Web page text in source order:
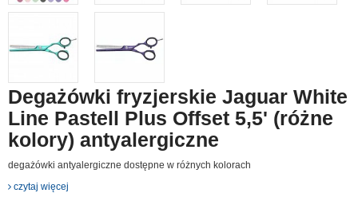
Degażówki fryzjerskie Jaguar White
Line Pastell Plus Offset 5,5' (różne
kolory) antyalergiczne
degażówki antyalergiczne dostępne w różnych kolorach
czytaj więcej